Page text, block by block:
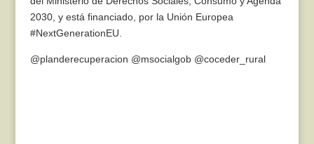
2030, y está financiado, por la Unión Europea
#NextGenerationEU.
@planderecuperacion @msocialgob @coceder_rural